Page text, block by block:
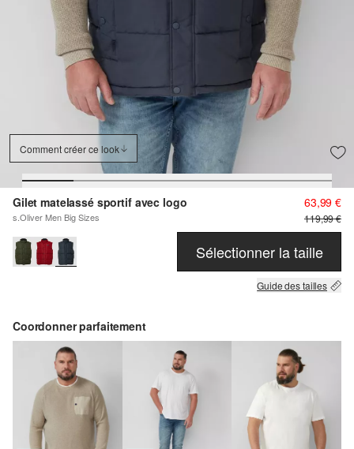
Comment créer ce look
Gilet matelassé sportif avec logo
s.Oliver Men Big Sizes
63,99 €
119,99 €
Sélectionner la taille
Guide des tailles
Coordonner parfaitement